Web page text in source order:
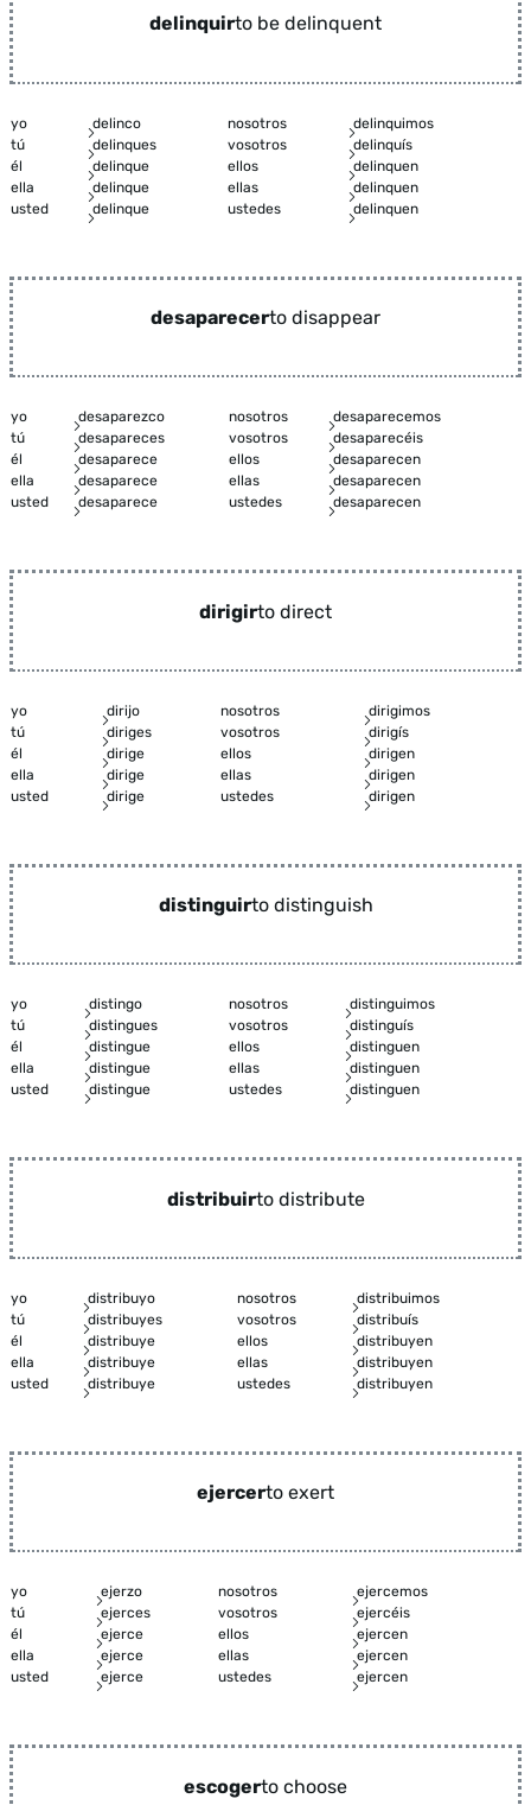
delinquirto be delinquent
yo delinco nosotros
delinquimos
tú
delinques vosotros
delinquís
él
delinque ellos
delinquen
ella
delinque ellas
delinquen
usted
delinque ustedes delinquen
desaparecerto disappear
yo desaparezco nosotros
desaparecemos
tú
desapareces vosotros
desaparecéis
él
desaparece ellos
desaparecen
ella
desaparece ellas
desaparecen
usted
desaparece ustedes desaparecen
dirigirto direct
yo dirijo nosotros
dirigimos
tú
diriges vosotros
dirigís
él
dirige ellos
dirigen
ella
dirige ellas
dirigen
usted
dirige ustedes dirigen
distinguirto distinguish
yo distingo nosotros
distinguimos
tú
distingues vosotros
distinguís
él
distingue ellos
distinguen
ella
distingue ellas
distinguen
usted
distingue ustedes distinguen
distribuirto distribute
yo distribuyo nosotros
distribuimos
tú
distribuyes vosotros
distribuís
él
distribuye ellos
distribuyen
ella
distribuye ellas
distribuyen
usted
distribuye ustedes distribuyen
ejercerto exert
yo ejerzo nosotros
ejercemos
tú
ejerces vosotros
ejercéis
él
ejerce ellos
ejercen
ella
ejerce ellas
ejercen
usted
ejerce ustedes ejercen
escogerto choose